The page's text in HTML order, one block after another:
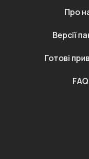
Про
Версії
Готові
FAQ